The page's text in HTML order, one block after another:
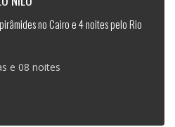
no Cairo e 4 noites pelo Rio
e 08 noites